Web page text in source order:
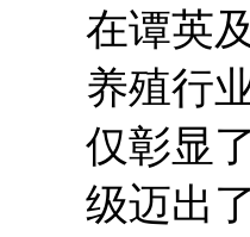
在谭英
养殖行
仅彰显
级迈出